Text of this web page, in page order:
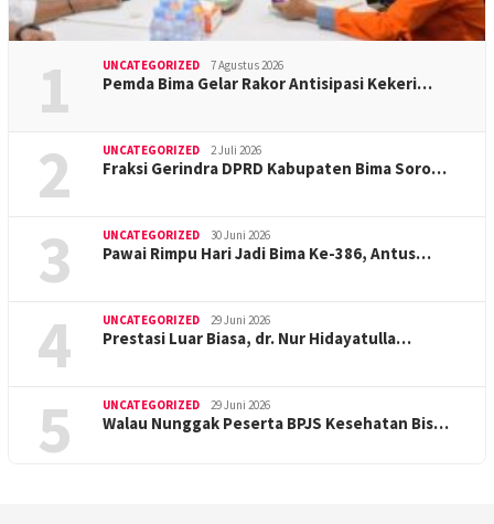
1 UNCATEGORIZED 7 Agustus 2026
Pemda Bima Gelar Rakor Antisipasi Kekeri…
2 UNCATEGORIZED 2 Juli 2026
Fraksi Gerindra DPRD Kabupaten Bima Soro…
3 UNCATEGORIZED 30 Juni 2026
Pawai Rimpu Hari Jadi Bima Ke-386, Antus…
4 UNCATEGORIZED 29 Juni 2026
Prestasi Luar Biasa, dr. Nur Hidayatulla…
5 UNCATEGORIZED 29 Juni 2026
Walau Nunggak Peserta BPJS Kesehatan Bis…